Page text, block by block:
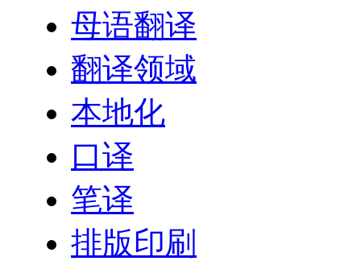
母语翻译
翻译领域
本地化
口译
笔译
排版印刷